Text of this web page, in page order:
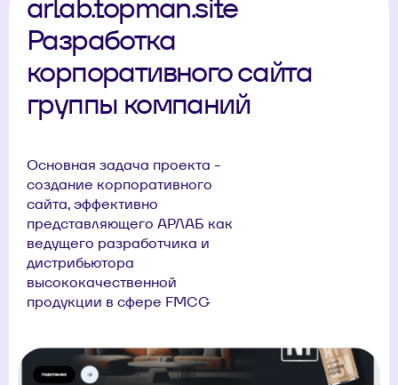
arlab.topman.site
Разработка
корпоративного сайта
группы компаний
Основная задача проекта -
создание корпоративного
сайта, эффективно
представляющего АРЛАБ как
ведущего разработчика и
дистрибьютора
высококачественной
продукции в сфере FMCG